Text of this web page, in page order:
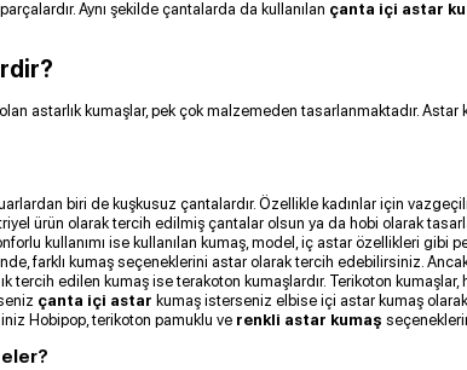
Aynı şekilde çantalarda da kullanılan çanta içi astar
astarlık kumaşlar, pek çok malzemeden tasarlanmaktadır.
biri de kuşkusuz çantalardır. Özellikle kadınlar için
ürün olarak tercih edilmiş çantalar olsun ya da hobi olarak
kullanımı ise kullanılan kumaş, model, iç astar özellikleri gibi
farklı kumaş seçeneklerini astar olarak tercih edebilirsiniz.
edilen kumaş ise terakoton kumaşlardır. Terikoton kumaşlar,
çanta içi astar kumaş isterseniz elbise içi astar kumaş
Hobipop, terikoton pamuklu ve renkli astar kumaş